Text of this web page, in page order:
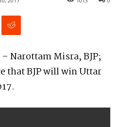
Narottam Misra, BJP;
that BJP will win Uttar